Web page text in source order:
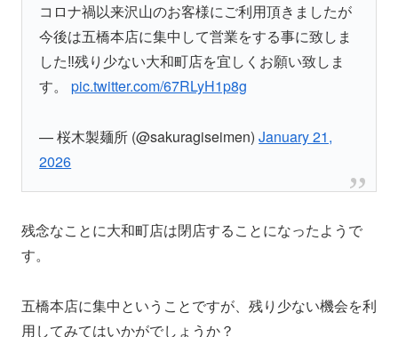
コロナ禍以来沢山のお客様にご利用頂きましたが
今後は五橋本店に集中して営業をする事に致しま
した‼️残り少ない大和町店を宜しくお願い致しま
す。pic.twitter.com/67RLyH1p8g
— 桜木製麺所 (@sakuragiseimen)January 21,
2026
残念なことに大和町店は閉店することになったようで
す。
五橋本店に集中ということですが、残り少ない機会を利
用してみてはいかがでしょうか？